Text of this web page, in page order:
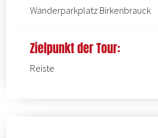
Wanderparkplatz Birkenbrauck
Zielpunkt der Tour:
Reiste